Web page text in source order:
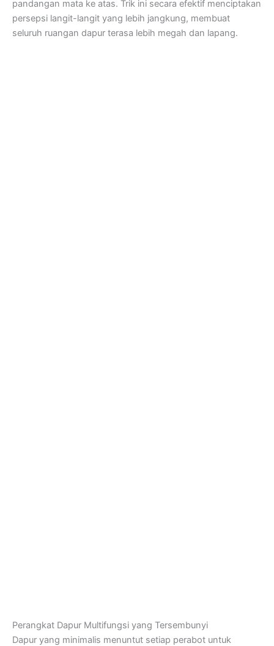
pandangan mata ke atas. Trik ini secara efektif menciptakan
persepsi langit-langit yang lebih jangkung, membuat
seluruh ruangan dapur terasa lebih megah dan lapang.
Perangkat Dapur Multifungsi yang Tersembunyi
Dapur yang minimalis menuntut setiap perabot untuk